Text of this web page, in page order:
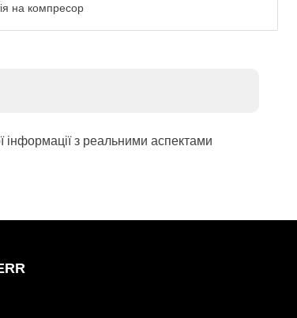
на компресор
інформації з реальними аспектами